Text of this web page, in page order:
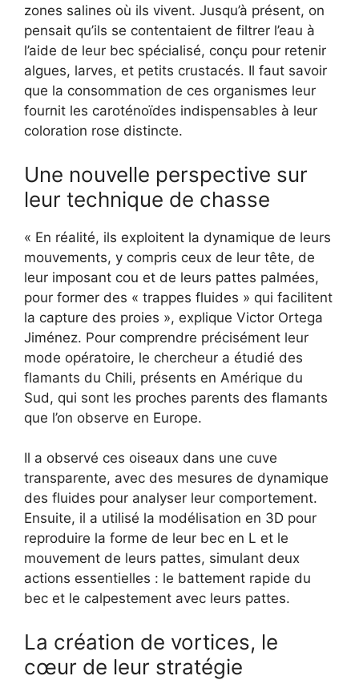
zones salines où ils vivent. Jusqu’à présent, on
pensait qu’ils se contentaient de filtrer l’eau à
l’aide de leur bec spécialisé, conçu pour retenir
algues, larves, et petits crustacés. Il faut savoir
que la consommation de ces organismes leur
fournit les caroténoïdes indispensables à leur
coloration rose distincte.
Une nouvelle perspective sur
leur technique de chasse
« En réalité, ils exploitent la dynamique de leurs
mouvements, y compris ceux de leur tête, de
leur imposant cou et de leurs pattes palmées,
pour former des « trappes fluides » qui facilitent
la capture des proies », explique Victor Ortega
Jiménez. Pour comprendre précisément leur
mode opératoire, le chercheur a étudié des
flamants du Chili, présents en Amérique du
Sud, qui sont les proches parents des flamants
que l’on observe en Europe.
Il a observé ces oiseaux dans une cuve
transparente, avec des mesures de dynamique
des fluides pour analyser leur comportement.
Ensuite, il a utilisé la modélisation en 3D pour
reproduire la forme de leur bec en L et le
mouvement de leurs pattes, simulant deux
actions essentielles : le battement rapide du
bec et le calpestement avec leurs pattes.
La création de vortices, le
cœur de leur stratégie